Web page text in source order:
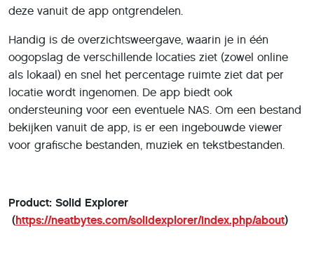
deze vanuit de app ontgrendelen.
Handig is de overzichtsweergave, waarin je in één
oogopslag de verschillende locaties ziet (zowel online
als lokaal) en snel het percentage ruimte ziet dat per
locatie wordt ingenomen. De app biedt ook
ondersteuning voor een eventuele NAS. Om een bestand
bekijken vanuit de app, is er een ingebouwde viewer
voor grafische bestanden, muziek en tekstbestanden.
Product: Solid Explorer
(https://neatbytes.com/solidexplorer/index.php/about)